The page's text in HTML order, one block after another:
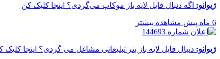
ژیوانو: اگه دنبال فایل لایه باز موکاپ می‌گردی؟ اینجا کلیک کن
6 ماه پیش مشاهده بیشتر
ژیوانو: دنبال فایل لایه باز بنر تبلیغاتی مشاغل می گردی؟ اینجا کلیک